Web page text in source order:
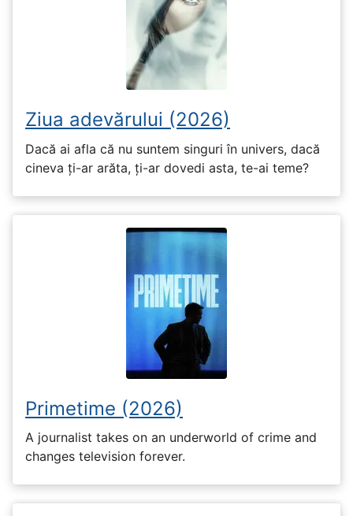
Ziua adevărului (2026)
Dacă ai afla că nu suntem singuri în univers, dacă
cineva ți-ar arăta, ți-ar dovedi asta, te-ai teme?
Primetime (2026)
A journalist takes on an underworld of crime and
changes television forever.